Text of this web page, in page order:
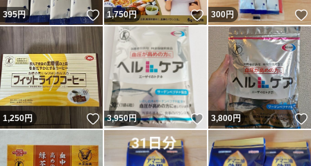
395円 いいね！
1,750円 いいね！
300円
1,250円 いいね！
3,950円 いいね！
3,800円